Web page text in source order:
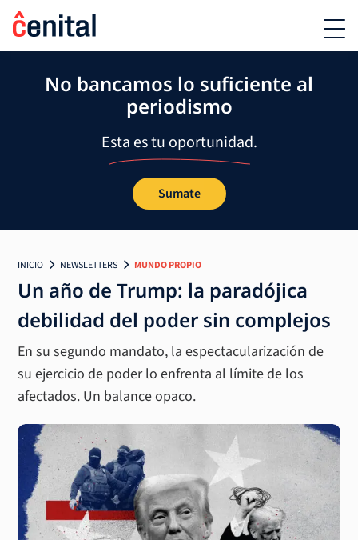
No bancamos lo suficiente al
periodismo
Esta es tu oportunidad.
Sumate
INICIO NEWSLETTERS MUNDO PROPIO
Un año de Trump: la paradójica
debilidad del poder sin complejos
En su segundo mandato, la espectacularización de
su ejercicio de poder lo enfrenta al límite de los
afectados. Un balance opaco.